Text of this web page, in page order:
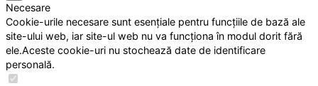
Necesare
Cookie-urile necesare sunt esențiale pentru funcțiile de bază ale
site-ului web, iar site-ul web nu va funcționa în modul dorit fără
ele.Aceste cookie-uri nu stochează date de identificare
personală.